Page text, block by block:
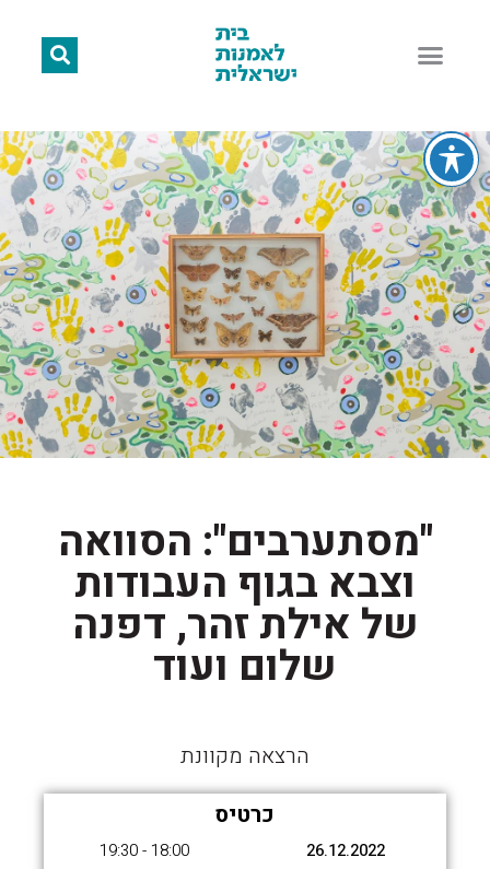
"מסתערבים": הסוואה
וצבא בגוף העבודות
של אילת זהר, דפנה
שלום ועוד
הרצאה מקוונת
כרטיס
26.12.2022
18:00 - 19:30